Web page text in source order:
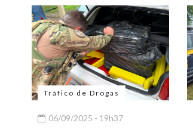
Tráfico de Drogas
06/09/2025 - 19h37